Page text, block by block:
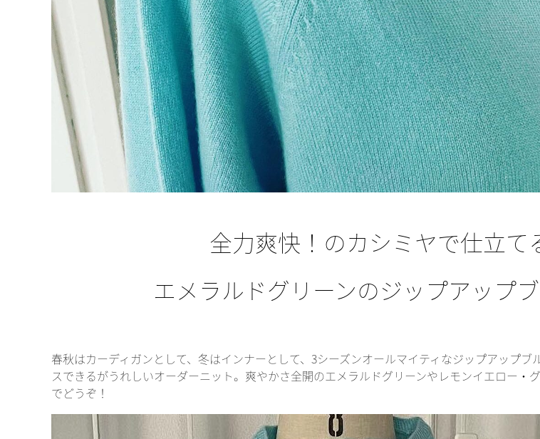
全力爽快！のカシミヤで仕立て
エメラルドグリーンのジップアップ
春秋はカーディガンとして、冬はインナーとして、3シーズンオールマイティなジップアップブ
スできるがうれしいオーダーニット。爽やかさ全開のエメラルドグリーンやレモンイエロー・
でどうぞ！